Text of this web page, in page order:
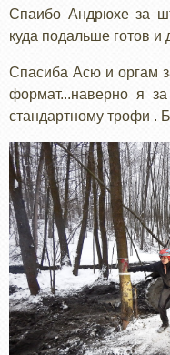
Спаибо Андрюхе за
куда подальше готов и
Спасиба Асю и оргам
формат...наверно я
стандартному трофи .